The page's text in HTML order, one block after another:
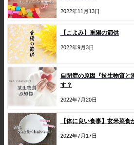
2022年11月13日
【こよみ】重陽の節供
2022年9月3日
自閉症の原因『抗生物質と
す？
2022年7月20日
【体に良い食事】玄米菜食
2022年7月17日